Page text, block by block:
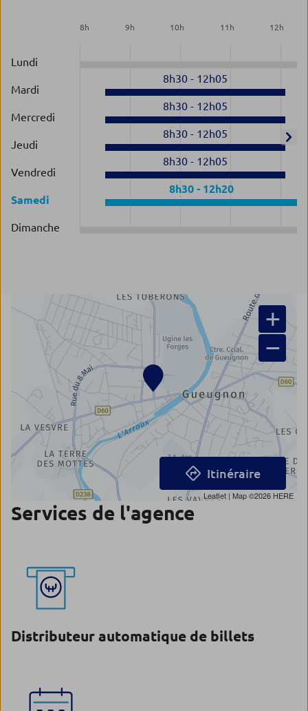
8h 9h 10h 11 h 12h
Lundi
Mardi
8h30- 12h05
Mercredi
8h30- 12h05
Jeudi
8h30- 12h05
Vendredi
8h30- 12h05
Samedi
8h30- 12h20
Dimanche
+
−
Leaflet | Map ©2026 HERE
Itinéraire
Services de l'agence
Distributeur automatique de billets